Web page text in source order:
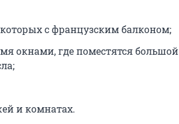
с французским балконом;
окнами, где поместятся большой
и комнатах.